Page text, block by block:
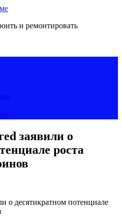
и ремонтировать
заявили о
роста